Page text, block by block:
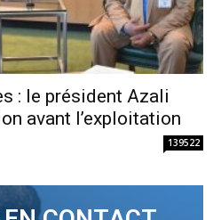
: le président Azali
avant l’exploitation
139522